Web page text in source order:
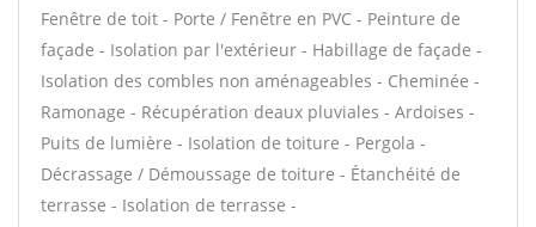
Fenêtre de toit - Porte / Fenêtre en PVC - Peinture de
façade - Isolation par l'extérieur - Habillage de façade -
Isolation des combles non aménageables - Cheminée -
Ramonage - Récupération deaux pluviales - Ardoises -
Puits de lumière - Isolation de toiture - Pergola -
Décrassage / Démoussage de toiture - Étanchéité de
terrasse - Isolation de terrasse -